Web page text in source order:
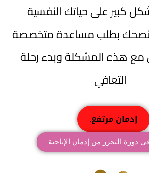
كبير على حياتك النفسية
ننصحك بطلب مساعدة متخصصة
مع هذه المشكلة وبدء رحلة
التعافي
إدمان مرتفع.
دورة التحرر من إدمان الإباحية